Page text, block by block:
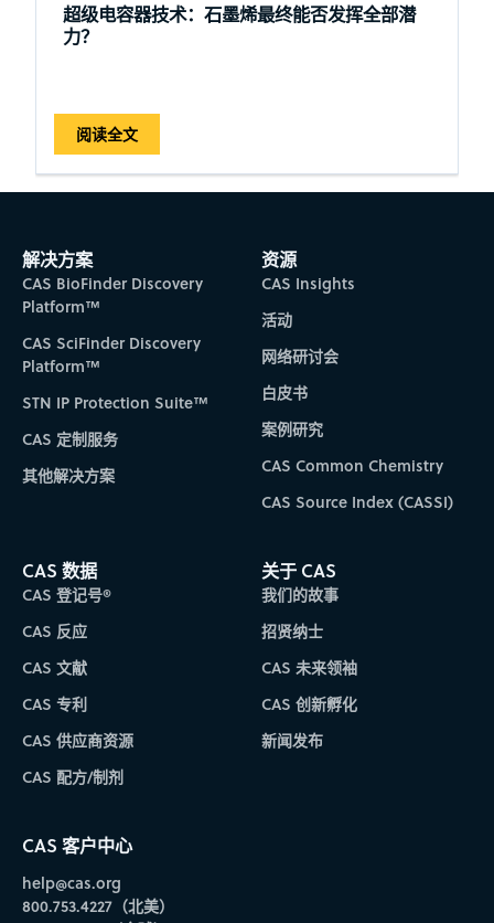
超级电容器技术：石墨烯最终能否发挥全部潜
力？
阅读全文
解决方案
CAS BioFinder Discovery
Platform™
CAS SciFinder Discovery
Platform™
STN IP Protection Suite™
CAS 定制服务
其他解决方案
资源
CAS Insights
活动
网络研讨会
白皮书
案例研究
CAS Common Chemistry
CAS Source Index (CASSI)
CAS 数据
CAS 登记号®
CAS 反应
CAS 文献
CAS 专利
CAS 供应商资源
CAS 配方/制剂
关于 CAS
我们的故事
招贤纳士
CAS 未来领袖
CAS 创新孵化
新闻发布
CAS 客户中心
help@cas.org
800.753.4227（北美）